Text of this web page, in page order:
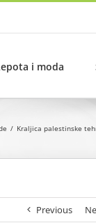
i moda
Kraljica palestinske
Previous